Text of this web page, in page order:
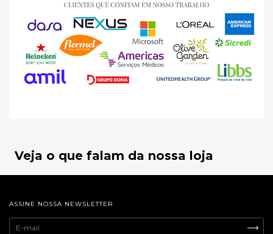
Veja o que falam da nossa loja
ASSINE NOSSA NEWSLETTER